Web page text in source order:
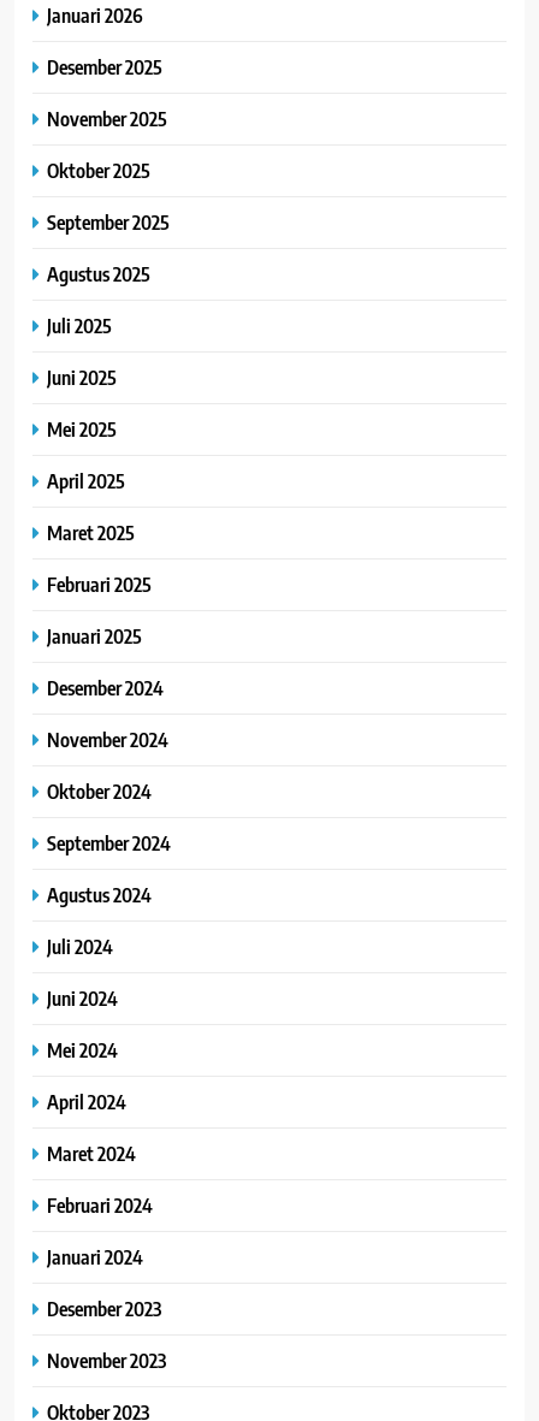
Januari 2026
Desember 2025
November 2025
Oktober 2025
September 2025
Agustus 2025
Juli 2025
Juni 2025
Mei 2025
April 2025
Maret 2025
Februari 2025
Januari 2025
Desember 2024
November 2024
Oktober 2024
September 2024
Agustus 2024
Juli 2024
Juni 2024
Mei 2024
April 2024
Maret 2024
Februari 2024
Januari 2024
Desember 2023
November 2023
Oktober 2023